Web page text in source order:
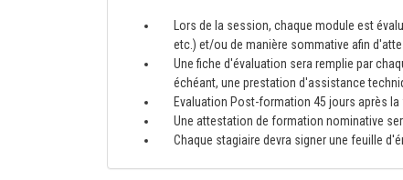
Lors de la session, chaque module est
etc.) et/ou de manière sommative afin
Une fiche d'évaluation sera remplie par
échéant, une prestation d'assistance
Evaluation Post-formation 45 jours après
Une attestation de formation nominative
Chaque stagiaire devra signer une feuille